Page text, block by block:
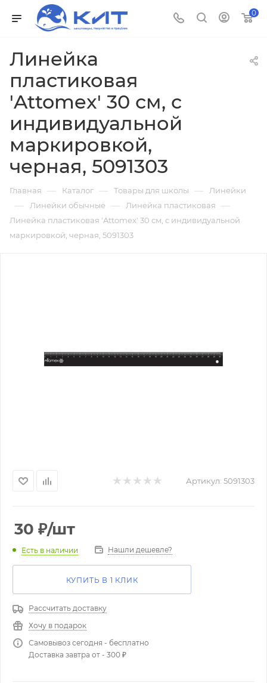
0
Линейка
пластиковая
'Attomex' 30 см, с
индивидуальной
маркировкой,
черная, 5091303
Главная — Каталог — Товары для школы — Линейки
— Линейки обычные — Линейка пластиковая —
Линейка пластиковая 'Attomex' 30 см, с индивидуальной
маркировкой, черная, 5091303
Артикул: 5091303
30 ₽/шт
Есть в наличии Нашли дешевле?
КУПИТЬ В 1 КЛИК
Рассчитать доставку
Хочу в подарок
Самовывоз сегодня - бесплатно
Доставка завтра от - 300 ₽